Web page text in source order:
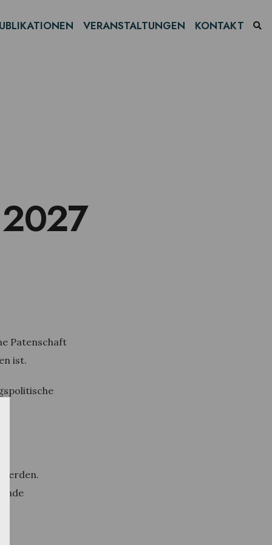
VERANSTALTUNGEN KONTAKT
Patenschaft
ist.